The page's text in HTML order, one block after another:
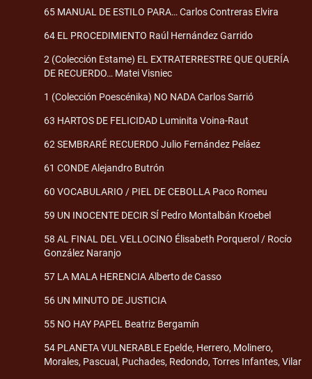
65 MANUAL DE ESTILO PARA… Carlos Contreras Elvira
64 EL PROCEDIMIENTO Raúl Hernández Garrido
2 (Colección Estame) EL EXTRATERRESTRE QUE QUERÍA
DE RECUERDO… Matei Visniec
1 (Colección Poescénika) NO NADA Carlos Sarrió
63 HARTOS DE FELICIDAD Luminita Voina-Raut
62 SEMBRARÉ RECUERDO Julio Fernández Peláez
61 CONDE Alejandro Butrón
60 VOCABULARIO / PIEL DE CEBOLLA Paco Romeu
59 UN INOCENTE DECIR SÍ Pedro Montalbán Kroebel
58 AL FINAL DEL VELLOCINO Élisabeth Porquerol / Rocío
González Naranjo
57 LA MALA HERENCIA Alberto de Casso
56 UN MINUTO DE JUSTICIA
55 NO HAY PAPEL Beatriz Bergamín
54 PLANETA VULNERABLE Epelde, Herrero, Molinero,
Morales, Pascual, Puchades, Redondo, Torres Infantes, Vilar